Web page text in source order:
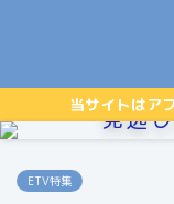
当サイトはア
見逃
ETV特集